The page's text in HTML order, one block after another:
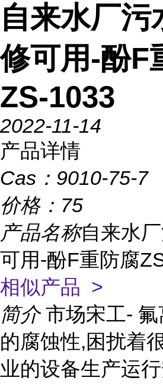
自来水厂污
修可用-酚F
ZS-1033
2022-11-14
产品详情
Cas： 9010-75-7
价格： 75
产品名称自来水
可用-酚F重防腐
相似产品 >
简介 市场宋工-
的腐蚀性,困扰着
业的设备生产运